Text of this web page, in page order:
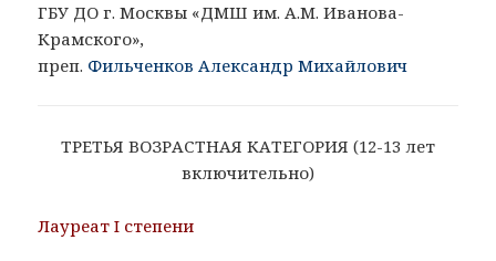
ГБУ ДО г. Москвы «ДМШ им. А.М. Иванова-
Крамского»,
преп. Фильченков Александр Михайлович
ТРЕТЬЯ ВОЗРАСТНАЯ КАТЕГОРИЯ (12-13 лет
включительно)
Лауреат I степени